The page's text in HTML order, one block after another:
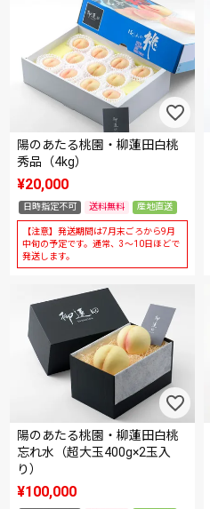
陽のあたる桃園・柳蓮田白桃
秀品（4kg）
¥20,000
日時指定不可 送料無料 産地直送
【注意】発送期間は7月末ごろから9月
中旬の予定です。通常、3～10日ほどで
発送します。
陽のあたる桃園・柳蓮田白桃
忘れ水（超大玉400g×2玉入
り）
¥100,000